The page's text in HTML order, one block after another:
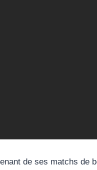
de ses matchs